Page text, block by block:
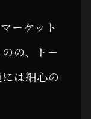
ーケット
の、トー
は細心の